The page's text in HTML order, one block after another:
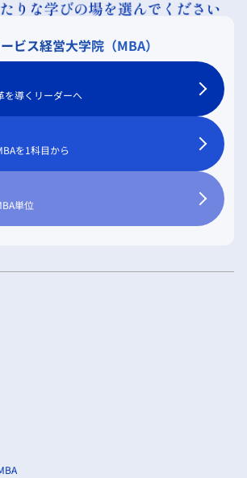
ビス経営大学院（MBA）
を導くリーダーへ
を1科目から
単位